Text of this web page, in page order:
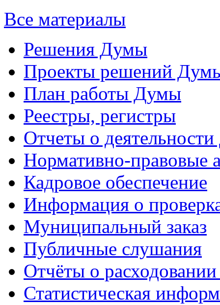
Все материалы
Решения Думы
Проекты решений
План работы Думы
Реестры, регистры
Отчеты о
Нормативно-правовые
Кадровое обеспечение
Информация о
Муниципальный заказ
Публичные слушания
Отчёты о
Статистическая